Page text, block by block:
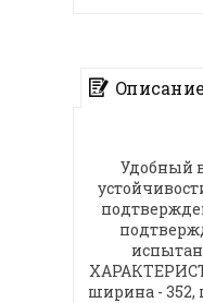
Описание
Удобный
ширина - 352,